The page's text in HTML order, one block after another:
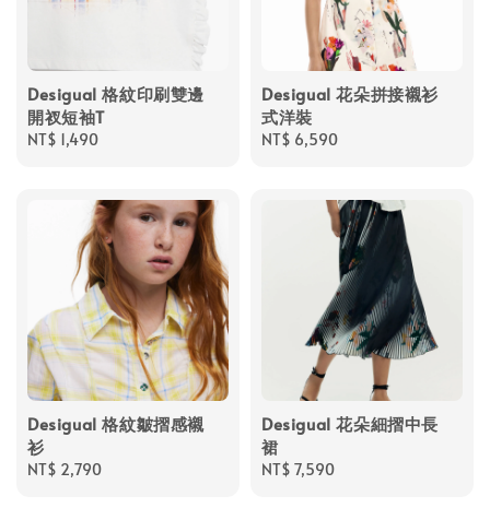
Desigual 格紋印刷雙邊
開衩短袖T
Regular
NT$ 1,490
Desigual 花朵拼接襯衫
式洋裝
Regular
NT$ 6,590
Desigual 格紋皺摺感襯
衫
Regular
NT$ 2,790
Desigual 花朵細摺中長
裙
Regular
NT$ 7,590